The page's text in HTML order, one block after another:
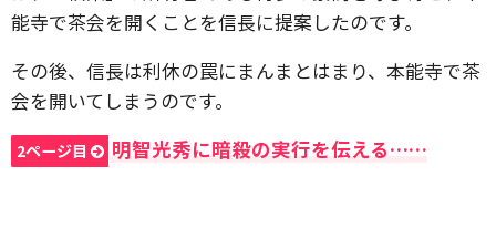
能寺で茶会を開くことを信長に提案したのです。
その後、信長は利休の罠にまんまとはまり、本能寺で茶
会を開いてしまうのです。
2ページ目 明智光秀に暗殺の実行を伝える……